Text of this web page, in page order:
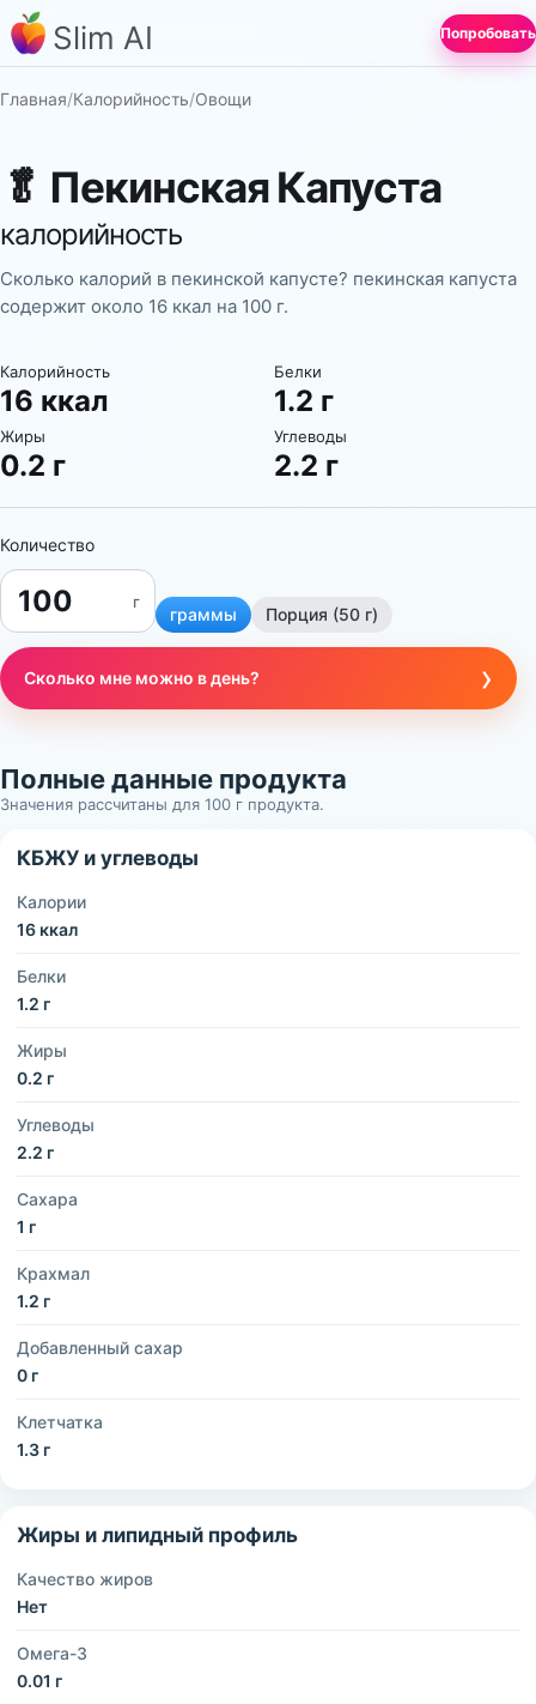
Slim AI Попробовать
Главная/Калорийность/Овощи
🥬 Пекинская Капуста
калорийность
Сколько калорий в пекинской капусте? пекинская капуста
содержит около 16 ккал на 100 г.
Калорийность
16 ккал
Белки
1.2 г
Жиры
0.2 г
Углеводы
2.2 г
Количество
г
граммы Порция (50 г)
Сколько мне можно в день? ›
Полные данные продукта
Значения рассчитаны для 100 г продукта.
КБЖУ и углеводы
Калории
16 ккал
Белки
1.2 г
Жиры
0.2 г
Углеводы
2.2 г
Сахара
1 г
Крахмал
1.2 г
Добавленный сахар
0 г
Клетчатка
1.3 г
Жиры и липидный профиль
Качество жиров
Нет
Омега-3
0.01 г